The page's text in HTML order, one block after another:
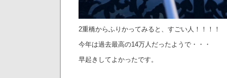
2重橋からふりかってみると、すごい人！！！！
今年は過去最高の14万人だったようで・・・
早起きしてよかったです。